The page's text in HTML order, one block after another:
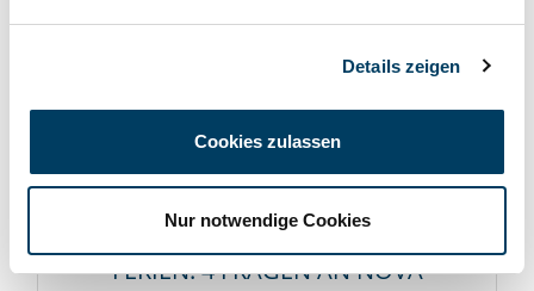
Details zeigen
Cookies zulassen
Nur notwendige Cookies
MENSCHEN & HUNDE BEI GEW
FERIEN: 4 FRAGEN AN NOVA